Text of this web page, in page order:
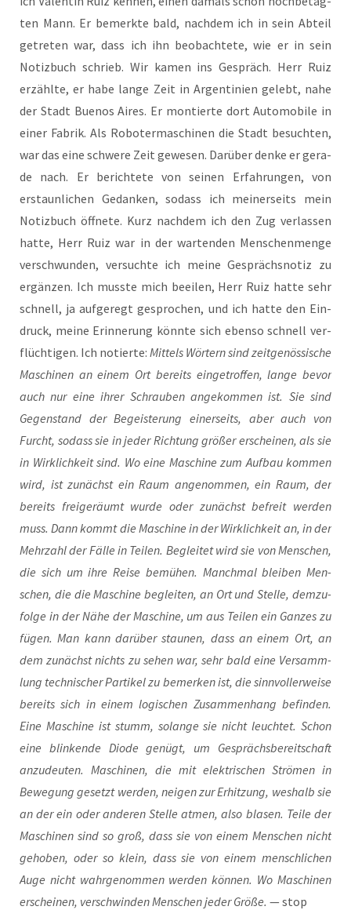
ten Mann. Er bemerk­te bald, nach­dem ich in sein Abteil
getre­ten war, dass ich ihn beob­ach­te­te, wie er in sein
Notiz­buch schrieb. Wir kamen ins Gespräch. Herr Ruiz
erzähl­te, er habe lan­ge Zeit in Argen­ti­ni­en gelebt, nahe
der Stadt Bue­nos Aires. Er mon­tier­te dort Auto­mo­bi­le in
einer Fabrik. Als Robo­ter­ma­schi­nen die Stadt besuch­ten,
war das eine schwe­re Zeit gewe­sen. Dar­über den­ke er gera­
de nach. Er berich­te­te von sei­nen Erfah­run­gen, von
erstaun­li­chen Gedan­ken, sodass ich mei­ner­seits mein
Notiz­buch öff­ne­te. Kurz nach­dem ich den Zug ver­las­sen
hat­te, Herr Ruiz war in der war­ten­den Men­schen­men­ge
ver­schwun­den, ver­such­te ich mei­ne Gesprächs­no­tiz zu
ergän­zen. Ich muss­te mich beei­len, Herr Ruiz hat­te sehr
schnell, ja auf­ge­regt gespro­chen, und ich hat­te den Ein­
druck, mei­ne Erin­ne­rung könn­te sich eben­so schnell ver­
flüch­ti­gen. Ich notier­te: Mit­tels Wör­tern sind zeit­ge­nös­si­sche
Maschi­nen an einem Ort bereits ein­ge­trof­fen, lan­ge bevor
auch nur eine ihrer Schrau­ben ange­kom­men ist. Sie sind
Gegen­stand der Begeis­te­rung einer­seits, aber auch von
Furcht, sodass sie in jeder Rich­tung grö­ßer erschei­nen, als sie
in Wirk­lich­keit sind. Wo eine Maschi­ne zum Auf­bau kom­men
wird, ist zunächst ein Raum ange­nom­men, ein Raum, der
bereits frei­ge­räumt wur­de oder zunächst befreit wer­den
muss. Dann kommt die Maschi­ne in der Wirk­lich­keit an, in der
Mehr­zahl der Fäl­le in Tei­len. Beglei­tet wird sie von Men­schen,
die sich um ihre Rei­se bemü­hen. Manch­mal blei­ben Men­
schen, die die Maschi­ne beglei­ten, an Ort und Stel­le, dem­zu­
fol­ge in der Nähe der Maschi­ne, um aus Tei­len ein Gan­zes zu
fügen. Man kann dar­über stau­nen, dass an einem Ort, an
dem zunächst nichts zu sehen war, sehr bald eine Ver­samm­
lung tech­ni­scher Par­ti­kel zu bemer­ken ist, die sinn­vol­ler­wei­se
bereits sich in einem logi­schen Zusam­men­hang befin­den.
Eine Maschi­ne ist stumm, solan­ge sie nicht leuch­tet. Schon
eine blin­ken­de Diode genügt, um Gesprächs­be­reit­schaft
anzu­deu­ten. Maschi­nen, die mit elek­tri­schen Strö­men in
Bewe­gung gesetzt wer­den, nei­gen zur Erhit­zung, wes­halb sie
an der ein oder ande­ren Stel­le atmen, also bla­sen. Tei­le der
Maschi­nen sind so groß, dass sie von einem Men­schen nicht
geho­ben, oder so klein, dass sie von einem mensch­li­chen
Auge nicht wahr­ge­nom­men wer­den kön­nen. Wo Maschi­nen
erschei­nen, ver­schwin­den Men­schen jeder Grö­ße. — stop